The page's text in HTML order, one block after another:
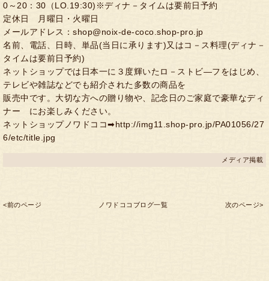
0～20：30（LO.19:30)※ディナ－タイムは要前日予約
定休日 月曜日・火曜日
メールアドレス：shop@noix-de-coco.shop-pro.jp
名前、電話、日時、単品(当日に承ります)又はコ－ス料理(ディナ－
タイムは要前日予約)
ネットショップでは日本一に３度輝いたロ－ストビ―フをはじめ、
テレビや雑誌などでも紹介された多数の商品を
販売中です。大切な方への贈り物や、記念日のご家庭で豪華なディ
ナー にお楽しみください。
ネットショップノワドココ➡http://img11.shop-pro.jp/PA01056/27
6/etc/title.jpg
メディア掲載
<前のページ ノワドココブログ一覧 次のページ>